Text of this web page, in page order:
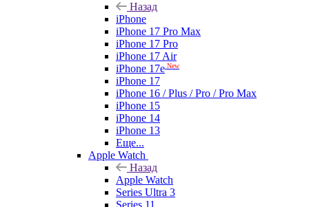
Назад
iPhone
iPhone 17 Pro Max
iPhone 17 Pro
iPhone 17 Air
iPhone 17e New
iPhone 17
iPhone 16 / Plus / Pro / Pro Max
iPhone 15
iPhone 14
iPhone 13
Еще...
Apple Watch
Назад
Apple Watch
Series Ultra 3